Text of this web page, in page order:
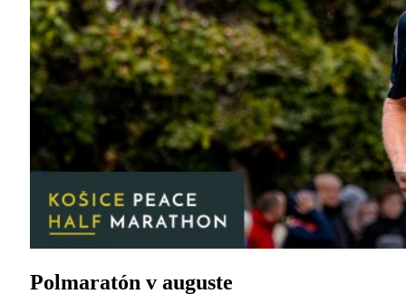
Polmaratón v auguste